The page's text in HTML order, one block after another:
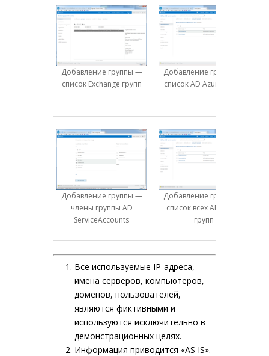
Добавление группы —
список Exchange групп
Добавление группы —
список AD Azure групп
Добавление группы —
члены группы AD
ServiceAccounts
Добавление группы —
список всех AD Azure
групп
Все используемые IP-адреса,
имена серверов, компьютеров,
доменов, пользователей,
являются фиктивными и
используются исключительно в
демонстрационных целях.
Информация приводится «AS IS».